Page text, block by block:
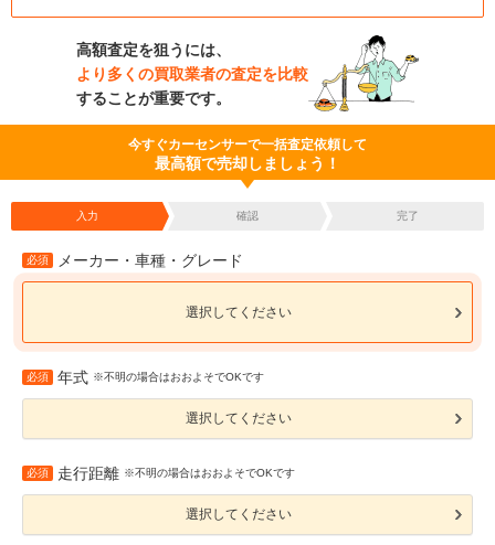
高額査定を狙うには、
より多くの買取業者の査定を比較
することが重要です。
今すぐカーセンサーで一括査定依頼して
最高額で売却しましょう！
入力 確認 完了
必須 メーカー・車種・グレード
選択してください
必須 年式 ※不明の場合はおおよそでOKです
選択してください
必須 走行距離 ※不明の場合はおおよそでOKです
選択してください